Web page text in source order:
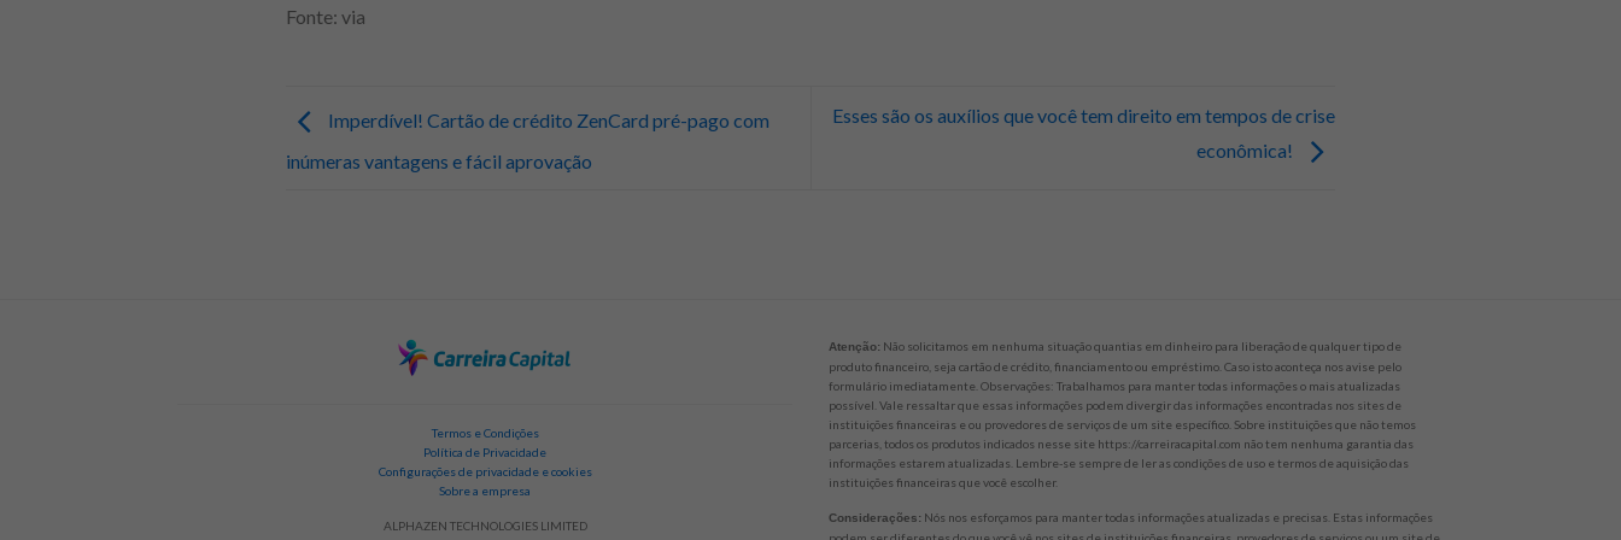
Fonte: via
Imperdível! Cartão de crédito ZenCard pré-pago com
inúmeras vantagens e fácil aprovação
Esses são os auxílios que você tem direito em tempos de crise
econômica!
Termos e Condições
Política de Privacidade
Configurações de privacidade e cookies
Sobre a empresa
ALPHAZEN TECHNOLOGIES LIMITED
Atenção: Não solicitamos em nenhuma situação quantias em dinheiro para liberação de qualquer tipo de
produto financeiro, seja cartão de crédito, financiamento ou empréstimo. Caso isto aconteça nos avise pelo
formulário imediatamente. Observações: Trabalhamos para manter todas informações o mais atualizadas
possível. Vale ressaltar que essas informações podem divergir das informações encontradas nos sites de
instituições financeiras e ou provedores de serviços de um site específico. Sobre instituições que não temos
parcerias, todos os produtos indicados nesse site https://carreiracapital.com não tem nenhuma garantia das
informações estarem atualizadas. Lembre-se sempre de ler as condições de uso e termos de aquisição das
instituições financeiras que você escolher.
Considerações: Nós nos esforçamos para manter todas informações atualizadas e precisas. Estas informações